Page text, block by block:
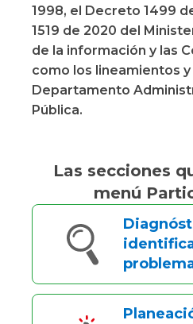
1998, el Decreto 1499
1519 de 2020 del
de la información y las
como los lineamientos
Departamento
Pública.
Las secciones
menú